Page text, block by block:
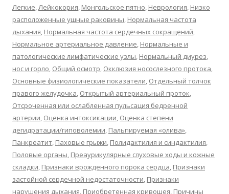
Легкие,Лейкокория, Монгольское пятно, Неврология, Низко
расположенные ушные раковины, Нормальная частота
дыхания, Нормальная частота сердечных сокращений,
Нормальное артериальное давление, Нормальные и
патологические лимфатические узлы, Нормальный диурез,
нос и горло, Общий осмотр, Окклюзия носослезного протока,
Основные физиологические показатели, Отдельный толчок
правого желудочка, Открытый артериальный проток,
Отсроченная или ослабленная пульсация бедренной
артерии, Оценка интоксикации, Оценка степени
дегидратации/гиповолемии, Пальпируемая «олива»,
Панкреатит, Паховые грыжи, Полидактилия и синдактилия,
Половые органы, Преаурикулярные слуховые ходы и кожные
складки, Признаки врожденного порока сердца, Признаки
застойной сердечной недостаточности, Признаки
нарушения дыхания, Приобретенная кривошея, Причины